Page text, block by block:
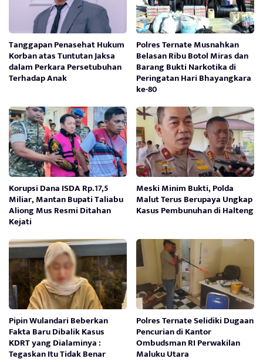
Tanggapan Penasehat Hukum
Korban atas Tuntutan Jaksa
dalam Perkara Persetubuhan
Terhadap Anak
Polres Ternate Musnahkan
Belasan Ribu Botol Miras dan
Barang Bukti Narkotika di
Peringatan Hari Bhayangkara
ke-80
Korupsi Dana ISDA Rp.17,5
Miliar, Mantan Bupati Taliabu
Aliong Mus Resmi Ditahan
Kejati
Meski Minim Bukti, Polda
Malut Terus Berupaya Ungkap
Kasus Pembunuhan di Halteng
Pipin Wulandari Beberkan
Fakta Baru Dibalik Kasus
KDRT yang Dialaminya :
Tegaskan Itu Tidak Benar
Polres Ternate Selidiki Dugaan
Pencurian di Kantor
Ombudsman RI Perwakilan
Maluku Utara